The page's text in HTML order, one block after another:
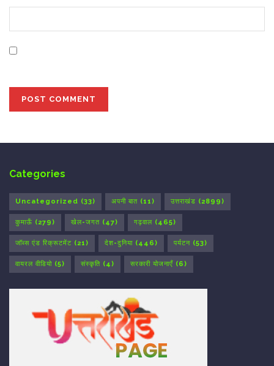
Categories
Uncategorized (33) अपनी बात (11) उत्तराखंड (2899)
कुमाऊँ (279) खेल-जगत (47) गढ़वाल (465)
जॉब्स एंड रिक्रूटमेंट (21) देश-दुनिया (446) पर्यटन (53)
वायरल वीडियो (5) संस्कृति (4) सरकारी योजनाएँ (6)